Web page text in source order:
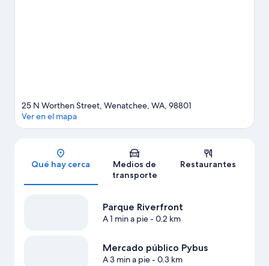
Sección del mapa
25 N Worthen Street, Wenatchee, WA, 98801
Ver en el mapa
Qué hay cerca
Medios de
transporte
Restaurantes
Parque Riverfront
A 1 min a pie- 0.2 km
Mercado público Pybus
A 3 min a pie- 0.3 km